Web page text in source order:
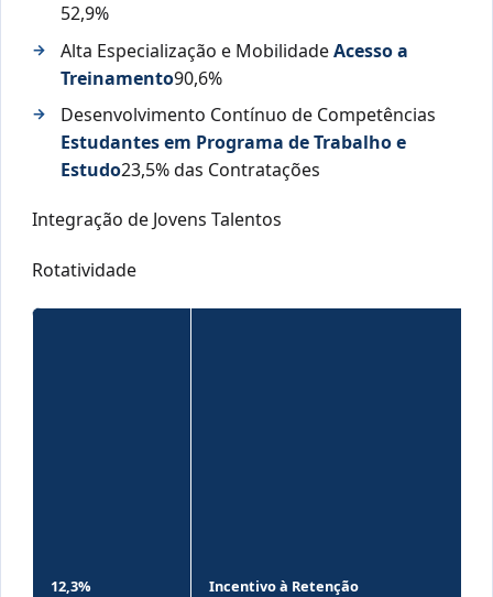
52,9%
Alta Especialização e MobilidadeAcesso a
Treinamento90,6%
Desenvolvimento Contínuo de Competências
Estudantes em Programa de Trabalho e
Estudo23,5% das Contratações
Integração de Jovens Talentos
Rotatividade
12,3% Incentivo à Retenção